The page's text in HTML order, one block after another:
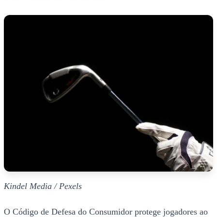
Kindel Media / Pexels
O Código de Defesa do Consumidor protege jogadores ao